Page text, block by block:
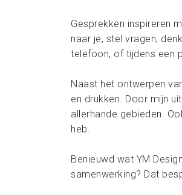
Gesprekken inspireren
naar je, stel vragen,
telefoon, of tijdens een
Naast het ontwerpen
en drukken. Door mijn
allerhande gebieden.
heb.
Benieuwd wat YM
samenwerking? Dat